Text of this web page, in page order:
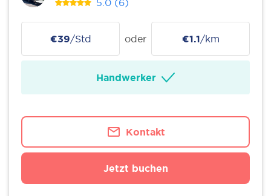
5.0 (6)
€39/Std oder €1.1/km
Handwerker
Kontakt
Jetzt buchen